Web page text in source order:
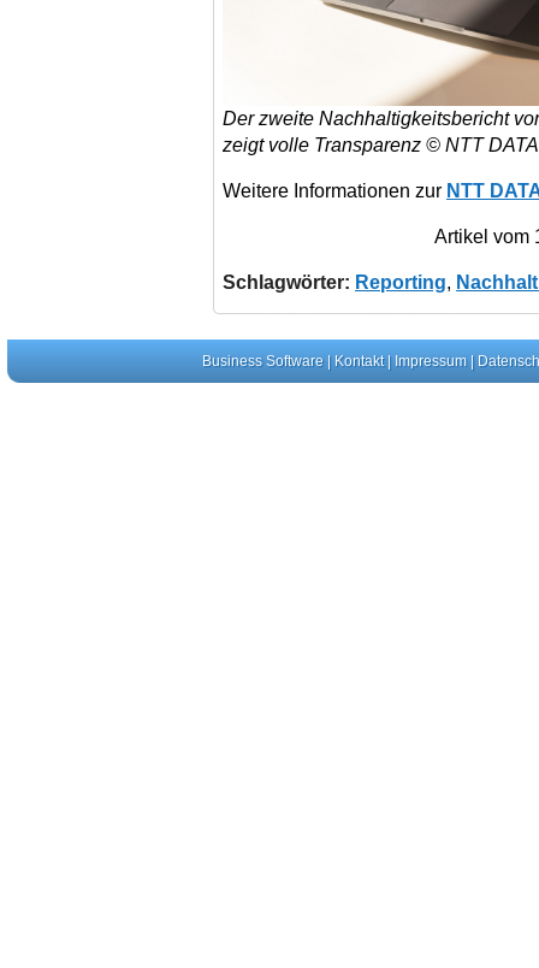
Der zweite Nachhaltigkeitsbericht
zeigt volle Transparenz © NTT
Weitere Informationen zur NTT
Artikel vom
Schlagwörter: Reporting,
Business Software| Kontakt| Impressum|